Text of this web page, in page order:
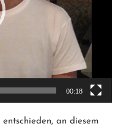
00:18
an diesem